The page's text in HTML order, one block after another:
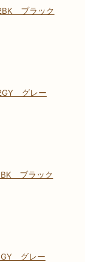
ブラック
グレー
ブラック
グレー